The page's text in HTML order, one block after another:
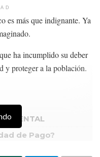
es más que indignante. Ya
ha incumplido su deber
y proteger a la población.
de Pago?